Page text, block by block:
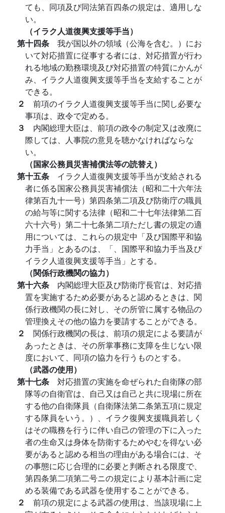
ても、同項及び同法第百四条の規定は、適用しな
い。
（イラク人道復興支援等手当）
第十四条 我が国以外の領域（公海を含む。）にお
いて対応措置に従事する者には、対応措置が行わ
れる地域の勤務環境及び対応措置の特質にかんが
み、イラク人道復興支援等手当を支給することが
できる。
２ 前項のイラク人道復興支援等手当に関し必要な
事項は、政令で定める。
３ 内閣総理大臣は、前項の政令の制定又は改廃に
際しては、人事院の意見を聴かなければならな
い。
（国家公務員災害補償法等の読替え）
第十五条 イラク人道復興支援等手当が支給される
者に係る国家公務員災害補償法（昭和二十六年法
律第百九十一号）第四条第二項及び防衛庁の職員
の給与等に関する法律（昭和二十七年法律第二百
六十六号）第二十七条第二項ただし書の規定の適
用については、これらの規定中「及び国際平和協
力手当」とあるのは、「、国際平和協力手当及び
イラク人道復興支援等手当」とする。
（関係行政機関の協力）
第十六条 内閣総理大臣及び防衛庁長官は、対応措
置を実施するため必要があると認めるときは、関
係行政機関の長に対し、その所管に属する物品の
管理換えその他の協力を要請することができる。
２ 関係行政機関の長は、前項の規定による要請が
あったときは、その所掌事務に支障を生じない限
度において、同項の協力を行うものとする。
（武器の使用）
第十七条 対応措置の実施を命ぜられた自衛隊の部
隊等の自衛官は、自己又は自己と共に現場に所在
する他の自衛隊員（自衛隊法第二条第五項に規定
する隊員をいう。）、イラク復興支援職員若しく
はその職務を行うに伴い自己の管理の下に入った
者の生命又は身体を防衛するためやむを得ない必
要があると認める相当の理由がある場合には、そ
の事態に応じ合理的に必要と判断される限度で、
第四条第二項第二号ニの規定により基本計画に定
める装備である武器を使用することができる。
２ 前項の規定による武器の使用は、当該現場に上